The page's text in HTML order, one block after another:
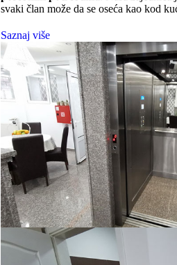
svaki član može da se oseća kao kod
Saznaj više